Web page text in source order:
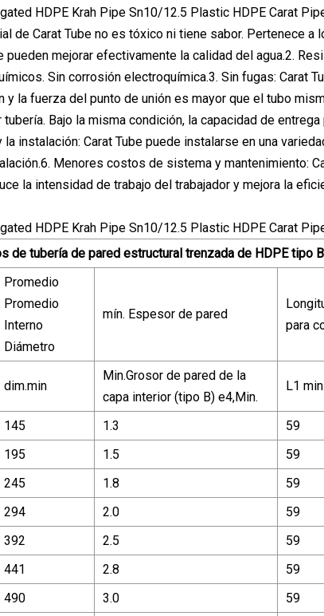
de Carat Tube no es tóxico ni tiene sabor. Pertenece
pueden mejorar efectivamente la calidad del agua.2.
Sin corrosión electroquímica.3. Sin fugas: Carat
y la fuerza del punto de unión es mayor que el tubo
Bajo la misma condición, la capacidad de
la instalación: Carat Tube puede instalarse en una
Menores costos de sistema y mantenimiento:
la intensidad de trabajo del trabajador y mejora la
de tubería de pared estructural trenzada de HDPE tipo B
Promedio
Promedio
Interno
Diámetro
mín. Espesor de pared
para
dim.min
Min.Grosor de pared de la
capa interior (tipo B) e4,Min.
L1 min
145 1.3 59
195 1.5 59
245 1.8 59
294 2.0 59
392 2.5 59
441 2.8 59
490 3.0 59